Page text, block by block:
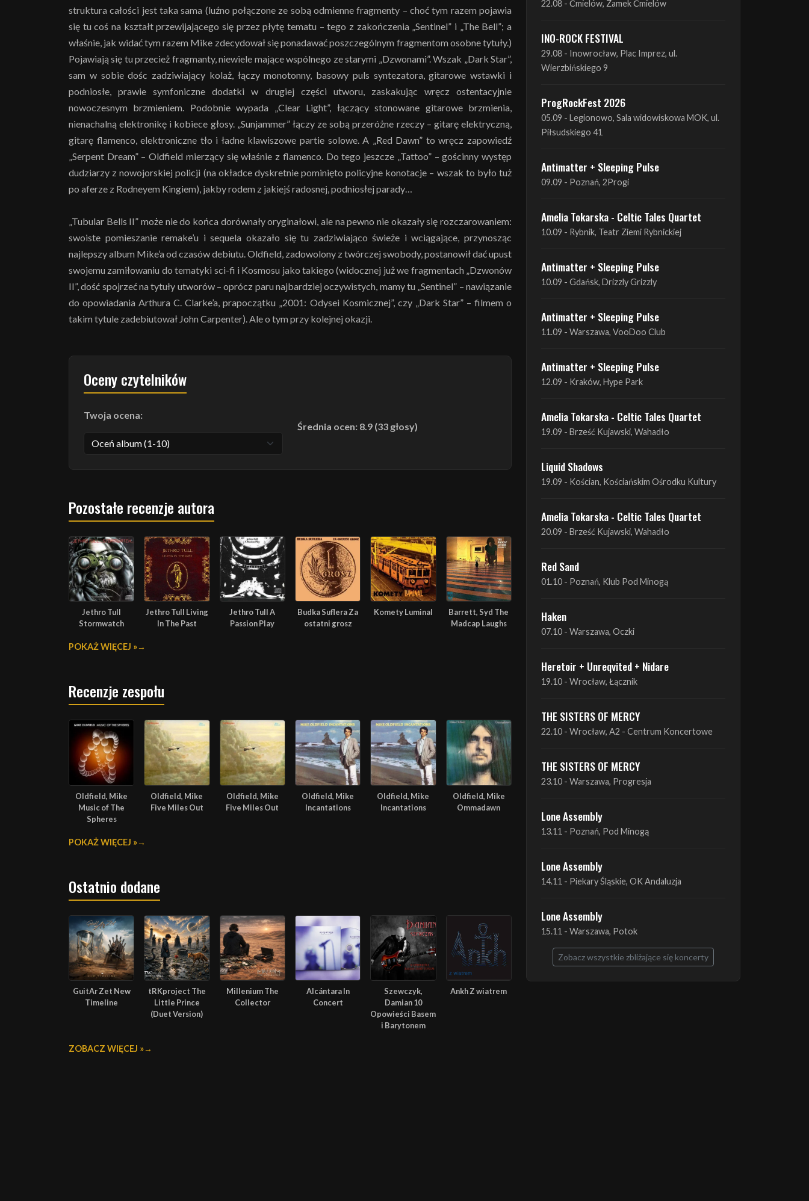
struktura całości jest taka sama (luźno połączone ze sobą odmienne fragmenty – choć tym razem pojawia
się tu coś na kształt przewijającego się przez płytę tematu – tego z zakończenia „Sentinel” i „The Bell”; a
właśnie, jak widać tym razem Mike zdecydował się ponadawać poszczególnym fragmentom osobne tytuły.)
Pojawiają się tu przecież fragmanty, niewiele mające wspólnego ze starymi „Dzwonami”. Wszak „Dark Star”,
sam w sobie dośc zadziwiający kolaż, łączy monotonny, basowy puls syntezatora, gitarowe wstawki i
podniosłe, prawie symfoniczne dodatki w drugiej części utworu, zaskakując wręcz ostentacyjnie
nowoczesnym brzmieniem. Podobnie wypada „Clear Light”, łączący stonowane gitarowe brzmienia,
nienachalną elektronikę i kobiece głosy. „Sunjammer” łączy ze sobą przeróżne rzeczy – gitarę elektryczną,
gitarę flamenco, elektroniczne tło i ładne klawiszowe partie solowe. A „Red Dawn” to wręcz zapowiedź
„Serpent Dream” – Oldfield mierzący się właśnie z flamenco. Do tego jeszcze „Tattoo” – gościnny występ
dudziarzy z nowojorskiej policji (na okładce dyskretnie pominięto policyjne konotacje – wszak to było tuż
po aferze z Rodneyem Kingiem), jakby rodem z jakiejś radosnej, podniosłej parady…
„Tubular Bells II” może nie do końca dorównały oryginałowi, ale na pewno nie okazały się rozczarowaniem:
swoiste pomieszanie remake’u i sequela okazało się tu zadziwiająco świeże i wciągające, przynosząc
najlepszy album Mike’a od czasów debiutu. Oldfield, zadowolony z twórczej swobody, postanowił dać upust
swojemu zamiłowaniu do tematyki sci-fi i Kosmosu jako takiego (widocznej już we fragmentach „Dzwonów
II”, dość spojrzeć na tytuły utworów – oprócz paru najbardziej oczywistych, mamy tu „Sentinel” – nawiązanie
do opowiadania Arthura C. Clarke’a, prapoczątku „2001: Odysei Kosmicznej”, czy „Dark Star” – filmem o
takim tytule zadebiutował John Carpenter). Ale o tym przy kolejnej okazji.
Oceny czytelników
Twoja ocena:
Średnia ocen: 8.9 (33 głosy)
Pozostałe recenzje autora
Jethro Tull
Stormwatch
Jethro Tull Living
In The Past
Jethro Tull A
Passion Play
Budka Suflera Za
ostatni grosz
Komety Luminal
Barrett, Syd The
Madcap Laughs
POKAŻ WIĘCEJ »
Recenzje zespołu
Oldfield, Mike
Music of The
Spheres
Oldfield, Mike
Five Miles Out
Oldfield, Mike
Five Miles Out
Oldfield, Mike
Incantations
Oldfield, Mike
Incantations
Oldfield, Mike
Ommadawn
POKAŻ WIĘCEJ »
Ostatnio dodane
GuitAr Zet New
Timeline
tRKproject The
Little Prince
(Duet Version)
Millenium The
Collector
Alcántara In
Concert
Szewczyk,
Damian 10
Opowieści Basem
i Barytonem
Ankh Z wiatrem
ZOBACZ WIĘCEJ »
29.08 - Inowrocław, Plac Imprez, ul.
ProgRockFest 2026
05.09 - Legionowo, Sala widowiskowa MOK, ul.
Antimatter + Sleeping Pulse
09.09 - Poznań, 2Progi
Amelia Tokarska - Celtic Tales Quartet
10.09 - Rybnik, Teatr Ziemi Rybnickiej
Antimatter + Sleeping Pulse
10.09 - Gdańsk, Drizzly Grizzly
Antimatter + Sleeping Pulse
11.09 - Warszawa, VooDoo Club
Antimatter + Sleeping Pulse
12.09 - Kraków, Hype Park
Amelia Tokarska - Celtic Tales Quartet
19.09 - Brześć Kujawski, Wahadło
Liquid Shadows
19.09 - Kościan, Kościańskim Ośrodku Kultury
Amelia Tokarska - Celtic Tales Quartet
20.09 - Brześć Kujawski, Wahadło
Red Sand
01.10 - Poznań, Klub Pod Minogą
Haken
07.10 - Warszawa, Oczki
Heretoir + Unreqvited + Nidare
19.10 - Wrocław, Łącznik
THE SISTERS OF MERCY
22.10 - Wrocław, A2 - Centrum Koncertowe
THE SISTERS OF MERCY
23.10 - Warszawa, Progresja
Lone Assembly
13.11 - Poznań, Pod Minogą
Lone Assembly
14.11 - Piekary Śląskie, OK Andaluzja
Lone Assembly
15.11 - Warszawa, Potok
Zobacz wszystkie zbliżające się koncerty